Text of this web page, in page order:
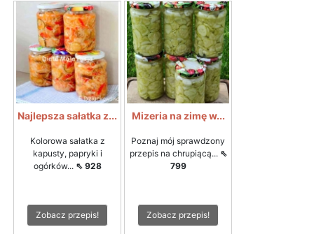
Najlepsza sałatka z...
Kolorowa sałatka z
kapusty, papryki i
ogórków... ⇖ 928
Zobacz przepis!
Mizeria na zimę w...
Poznaj mój sprawdzony
przepis na chrupiącą... ⇖
799
Zobacz przepis!